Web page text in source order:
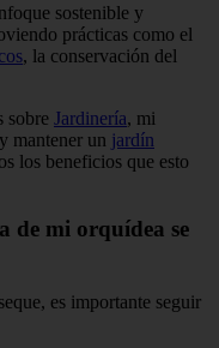
sostenible y
prácticas como el
, la conservación del
sobre Jardinería, mi
mantener un jardín
los beneficios que esto
de mi orquídea se
es importante seguir